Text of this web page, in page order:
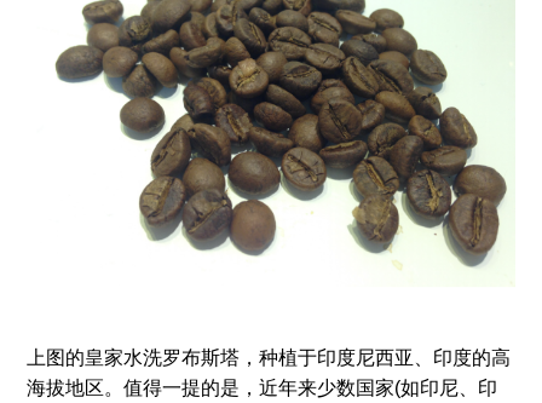
上图的皇家水洗罗布斯塔，种植于印度尼西亚、印度的高
海拔地区。值得一提的是，近年来少数国家(如印尼、印